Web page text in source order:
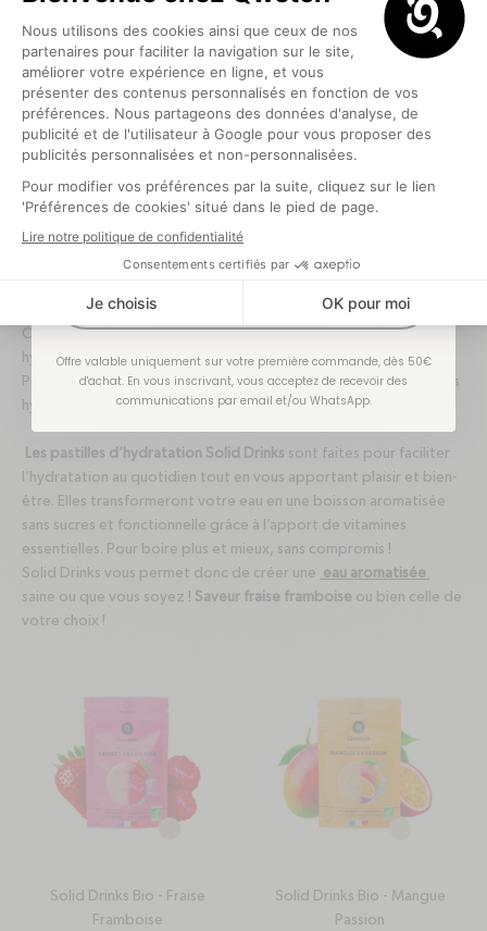
Variez les plaisirs en adaptant cette recette avec les fruits ou
légumes de votre choix.
Que ce soit pour votre séance d'entraînement ou une balade en
plein air, n'oubliez pas d'emporter votre boisson aromatisée
dans l'une de nosgourdes de sportougourde avec paille
boire facilement !
L'eau aromatisée fraise framboise
Chez Qwetch, nous avons la volonté de créer un avenir où
hydratation rime avec bien-être, durabilité et responsabilité.
Parce que nous croyons nécessaire de revoir notre façon de nous
hydrater, nous avons conçu la gamme Solid Drinks.
Les pastilles d’hydratation Solid Drinks sont faites pour faciliter
l’hydratation au quotidien tout en vous apportant plaisir et bien-
être. Elles transformeront votre eau en une boisson aromatisée
sans sucres et fonctionnelle grâce à l’apport de vitamines
essentielles. Pour boire plus et mieux, sans compromis !
Solid Drinks vous permet donc de créer une eau aromatisée
saine ou que vous soyez ! Saveur fraise framboise ou bien celle de
votre choix !
Solid Drinks Bio - Fraise
Framboise
Solid Drinks Bio - Mangue
Passion
Optionnel
Offre valable uniquement sur votre première commande, dès 50€
d'achat. En vous inscrivant, vous acceptez de recevoir des
communications par email et/ou WhatsApp.